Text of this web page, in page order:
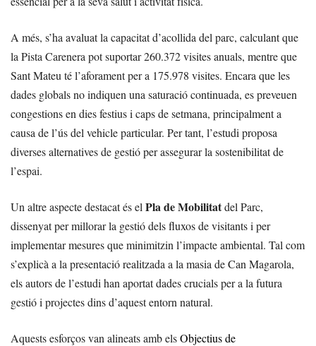
A més, s’ha avaluat la capacitat d’acollida del parc, calculant que
la Pista Carenera pot suportar 260.372 visites anuals, mentre que
Sant Mateu té l’aforament per a 175.978 visites. Encara que les
dades globals no indiquen una saturació continuada, es preveuen
congestions en dies festius i caps de setmana, principalment a
causa de l’ús del vehicle particular. Per tant, l’estudi proposa
diverses alternatives de gestió per assegurar la sostenibilitat de
l’espai.
Un altre aspecte destacat és el Pla de Mobilitatdel Parc,
dissenyat per millorar la gestió dels fluxos de visitants i per
implementar mesures que minimitzin l’impacte ambiental. Tal com
s’explicà a la presentació realitzada a la masia de Can Magarola,
els autors de l’estudi han aportat dades crucials per a la futura
gestió i projectes dins d’aquest entorn natural.
Aquests esforços van alineats amb elsObjectius de